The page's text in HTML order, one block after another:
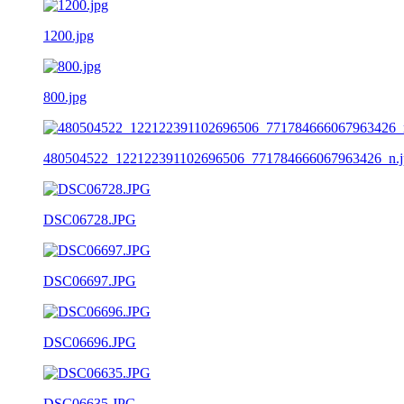
1200.jpg
800.jpg
DSC06728.JPG
DSC06697.JPG
DSC06696.JPG